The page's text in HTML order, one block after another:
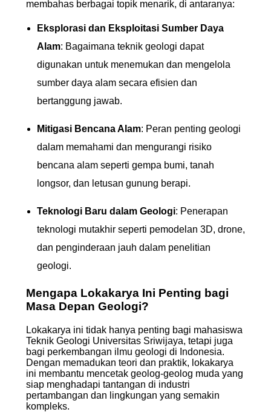
membahas berbagai topik menarik, di antaranya:
Eksplorasi dan Eksploitasi Sumber Daya
Alam: Bagaimana teknik geologi dapat
digunakan untuk menemukan dan mengelola
sumber daya alam secara efisien dan
bertanggung jawab.
Mitigasi Bencana Alam: Peran penting geologi
dalam memahami dan mengurangi risiko
bencana alam seperti gempa bumi, tanah
longsor, dan letusan gunung berapi.
Teknologi Baru dalam Geologi: Penerapan
teknologi mutakhir seperti pemodelan 3D, drone,
dan penginderaan jauh dalam penelitian
geologi.
Mengapa Lokakarya Ini Penting bagi
Masa Depan Geologi?
Lokakarya ini tidak hanya penting bagi mahasiswa
Teknik Geologi Universitas Sriwijaya, tetapi juga
bagi perkembangan ilmu geologi di Indonesia.
Dengan memadukan teori dan praktik, lokakarya
ini membantu mencetak geolog-geolog muda yang
siap menghadapi tantangan di industri
pertambangan dan lingkungan yang semakin
kompleks.